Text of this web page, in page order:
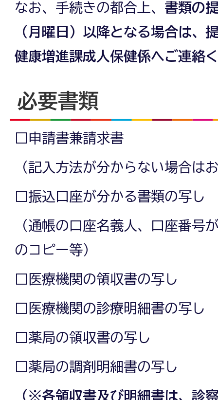
なお、手続きの都合上、 書類の
（月曜日）以降となる場合は、
健康増進課成人保健係へご連絡
必要書類
□申請書兼請求書
（記入方法が分からない場合は
□振込口座が分かる書類の写し
（通帳の口座名義人、口座番号
のコピー等）
□医療機関の領収書の写し
□医療機関の診療明細書の写し
□薬局の領収書の写し
□薬局の調剤明細書の写し
（※各領収書及び明細書は、診